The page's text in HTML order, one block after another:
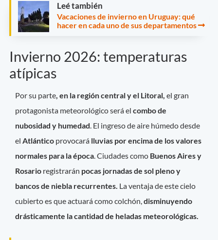
Leé también
Vacaciones de invierno en Uruguay: qué
hacer en cada uno de sus departamentos
Invierno 2026: temperaturas
atípicas
Por su parte , en la región central y el Litoral, el gran
protagonista meteorológico será elcombo de
nubosidad y humedad . El ingreso de aire húmedo desde
el Atlántico provocará lluvias por encima de los valores
normales para la época . Ciudades como Buenos Aires y
Rosario registrarán pocas jornadas de sol pleno y
bancos de niebla recurrentes. La ventaja de este cielo
cubierto es que actuará como colchón,disminuyendo
drásticamente la cantidad de heladas meteorológicas.